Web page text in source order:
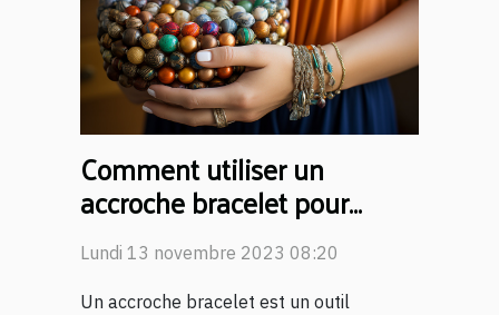
Comment utiliser un
accroche bracelet pour
faciliter votre quotidien
Lundi 13 novembre 2023 08:20
Un accroche bracelet est un outil